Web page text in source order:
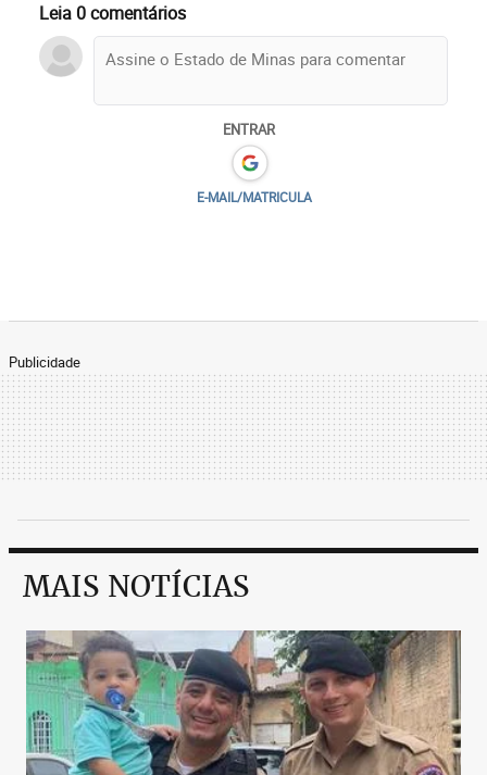
Leia 0 comentários
ENTRAR
E-MAIL/MATRICULA
Publicidade
MAIS NOTÍCIAS